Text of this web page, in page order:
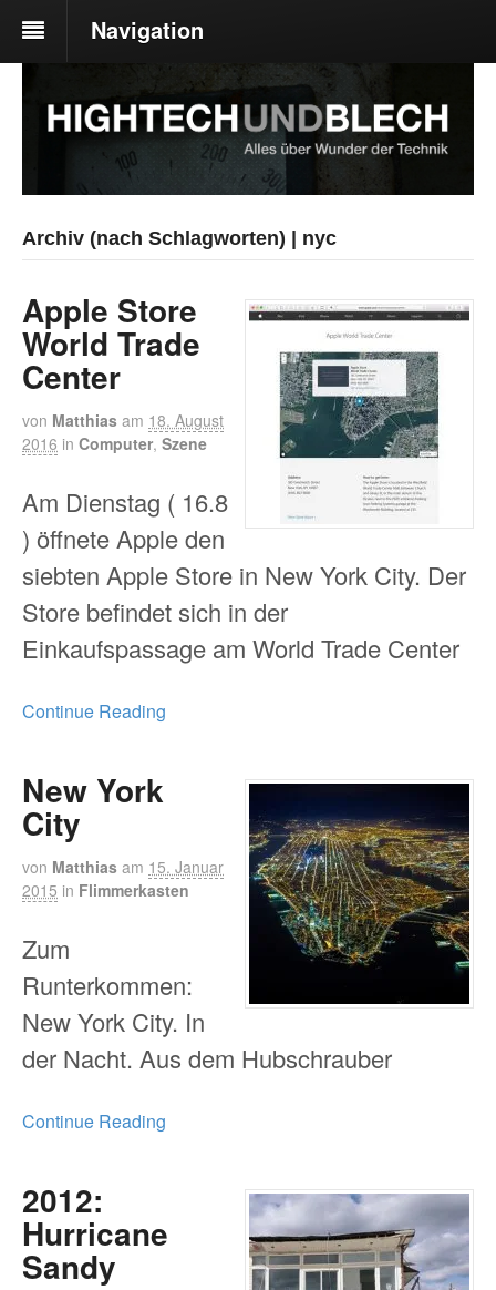
Navigation
Archiv (nach Schlagworten) | nyc
Apple Store
World Trade
Center
von Matthias am 18. August
2016 in Computer, Szene
Am Dienstag ( 16.8
) öffnete Apple den
siebten Apple Store in New York City. Der
Store befindet sich in der
Einkaufspassage am World Trade Center
Continue Reading
New York
City
von Matthias am 15. Januar
2015 in Flimmerkasten
Zum
Runterkommen:
New York City. In
der Nacht. Aus dem Hubschrauber
Continue Reading
2012:
Hurricane
Sandy